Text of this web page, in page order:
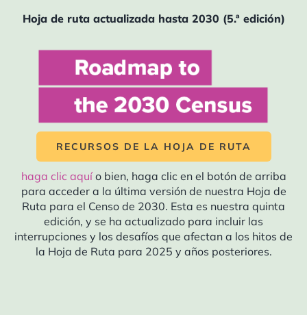
anunciar que estamos lanzando la próxima
de lectura contará con una serie de libros
para profundizar nuestra comprensión del
censo y sus impactos. Los miembros del club
de lectura leerán un libro cada trimestre y se
reunirán como...
Club de lectura del censo:
Los límites de la blancura
Hoja de ruta actualizada hasta 2030 (5.ª edición)
RECURSOS DE LA HOJA DE RUTA
haga clic aquío bien, haga clic en el botón de arriba
para acceder a la última versión de nuestra Hoja de
Ruta para el Censo de 2030. Esta es nuestra quinta
edición, y se ha actualizado para incluir las
interrupciones y los desafíos que afectan a los hitos de
la Hoja de Ruta para 2025 y años posteriores.